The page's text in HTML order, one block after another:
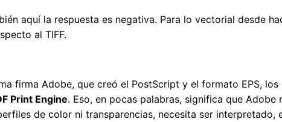
aquí la respuesta es negativa. Para lo vectorial desde
al TIFF.
firma Adobe, que creó el PostScript y el formato EPS,
Print Engine. Eso, en pocas palabras, significa que
de color ni transparencias, necesita ser